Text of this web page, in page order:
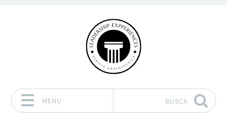
MENU BUSCA